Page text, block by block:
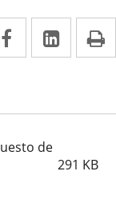
Facebook
Enlace
a
aplicación
externa.
Enlace
a
de
291 KB